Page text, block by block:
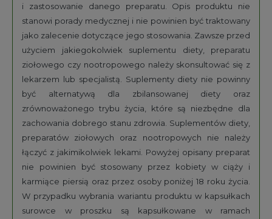
i zastosowanie danego preparatu. Opis produktu nie
stanowi porady medycznej i nie powinien być traktowany
jako zalecenie dotyczące jego stosowania. Zawsze przed
użyciem jakiegokolwiek suplementu diety, preparatu
ziołowego czy nootropowego należy skonsultować się z
lekarzem lub specjalistą. Suplementy diety nie powinny
być alternatywą dla zbilansowanej diety oraz
zrównoważonego trybu życia, które są niezbędne dla
zachowania dobrego stanu zdrowia. Suplementów diety,
preparatów ziołowych oraz nootropowych nie należy
łączyć z jakimikolwiek lekami. Powyżej opisany preparat
nie powinien być stosowany przez kobiety w ciąży i
karmiące piersią oraz przez osoby poniżej 18 roku życia.
W przypadku wybrania wariantu produktu w kapsułkach
surowce w proszku są kapsułkowane w ramach